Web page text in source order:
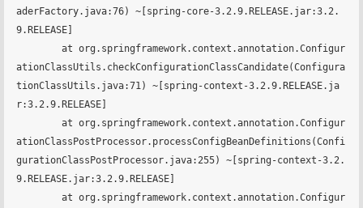
aderFactory.java:76) ~[spring-core-3.2.9.RELEASE.jar:3.2.
9.RELEASE]
ationClassUtils.checkConfigurationClassCandidate(Configura
tionClassUtils.java:71) ~[spring-context-3.2.9.RELEASE.ja
r:3.2.9.RELEASE]
ationClassPostProcessor.processConfigBeanDefinitions(Confi
gurationClassPostProcessor.java:255) ~[spring-context-3.2.
9.RELEASE.jar:3.2.9.RELEASE]